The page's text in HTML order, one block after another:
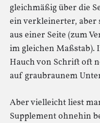
gleichmäßig über die
ein verkleinerter, aber
aus einer Seite (zum
im gleichen Maßstab).
Hauch von Schrift oft
auf graubraunem
Aber vielleicht liest
Supplement ohnehin